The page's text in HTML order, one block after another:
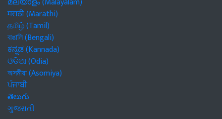
मराठी (Marathi)
தமிழ் (Tamil)
বাঙালি (Bengali)
ಕನ್ನಡ (Kannada)
ଓଡିଆ (Odia)
অসমীয়া (Asomiya)
ਪੰਜਾਬੀ
తెలుగు
ગુજરાતી